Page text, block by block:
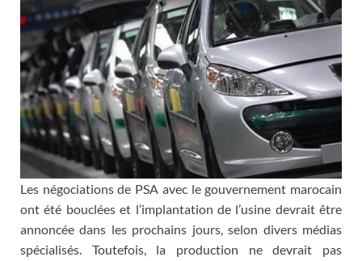
Les négociations de PSA avec le gouvernement marocain
ont été bouclées et l’implantation de l’usine devrait être
annoncée dans les prochains jours, selon divers médias
spécialisés. Toutefois, la production ne devrait pas